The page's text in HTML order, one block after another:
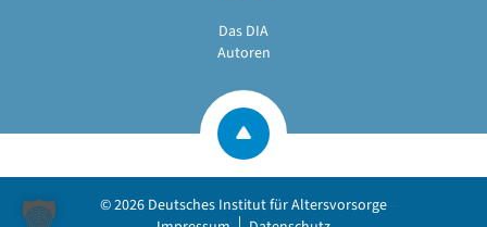
Das DIA
Autoren
© 2026 Deutsches Institut für Altersvorsorge